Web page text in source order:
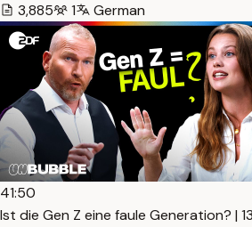
3,885
1 German
41:50
Ist die Gen Z eine faule Generation? |